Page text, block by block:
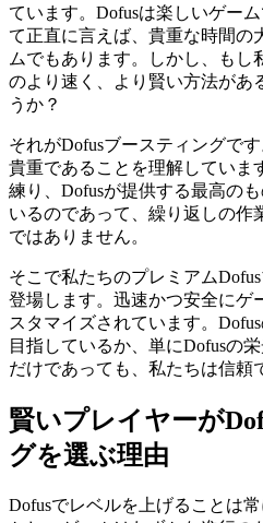
ています。Dofusは楽しいゲー
て正直に言えば、貴重な時間の
ムでもあります。しかし、もし
のより速く、より賢い方法があ
うか？
それがDofusブースティングで
貴重であることを理解していま
練り、Dofusが提供する最高の
いるのであって、繰り返しの作
ではありません。
そこで私たちのプレミアム
登場します。迅速かつ安全にゲ
スタマイズされています。
目指しているか、単にDofusの
だけであっても、私たちは信頼
賢いプレイヤーが
グを選ぶ理由
Dofusでレベルを上げることは